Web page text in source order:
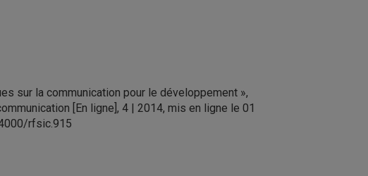
sur la communication pour le développement »,
[En ligne], 4 | 2014, mis en ligne le 01
rfsic.915